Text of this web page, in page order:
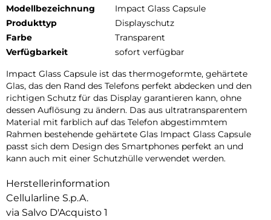
Modellbezeichnung
Impact Glass Capsule
Produkttyp
Displayschutz
Farbe
Transparent
Verfügbarkeit
sofort verfügbar
Impact Glass Capsule ist das thermogeformte, gehärtete
Glas, das den Rand des Telefons perfekt abdecken und den
richtigen Schutz für das Display garantieren kann, ohne
dessen Auflösung zu ändern. Das aus ultratransparentem
Material mit farblich auf das Telefon abgestimmtem
Rahmen bestehende gehärtete Glas Impact Glass Capsule
passt sich dem Design des Smartphones perfekt an und
kann auch mit einer Schutzhülle verwendet werden.
Herstellerinformation
Cellularline S.p.A.
via Salvo D'Acquisto 1